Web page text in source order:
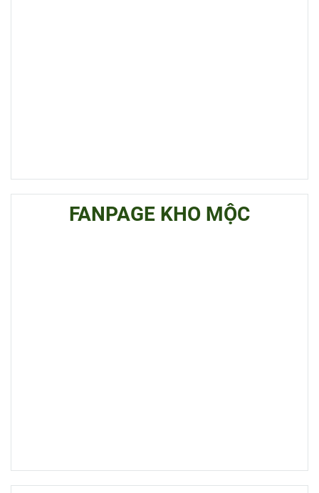
FANPAGE KHO MỘC